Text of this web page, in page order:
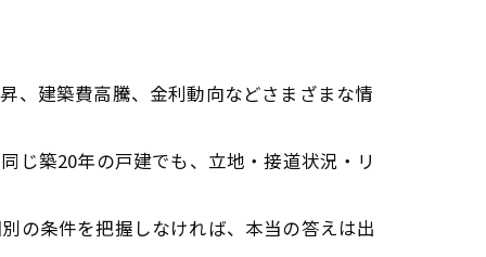
、建築費高騰、金利動向などさまざまな情
じ築20年の戸建でも、立地・接道状況・リ
の条件を把握しなければ、本当の答えは出